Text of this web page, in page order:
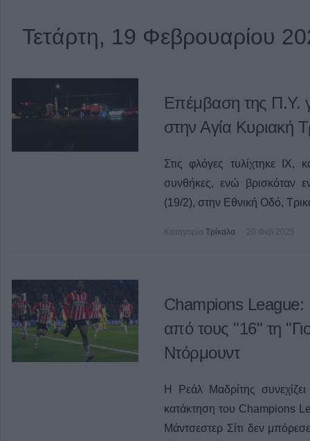
Τετάρτη, 19 Φεβρουαρίου
Επέμβαση της Π.Υ.
στην Αγία Κυριακή
Στις φλόγες τυλίχτηκε ΙΧ,
συνθήκες, ενώ βρισκόταν
(19/2), στην Εθνική Οδό,
Κατηγορία Τρίκαλα 20 Φεβ 2025
Champions League:
από τους "16" τη
Ντόρμουντ
Η Ρεάλ Μαδρίτης
κατάκτηση του Champions
Μάντσεστερ Σίτι δεν